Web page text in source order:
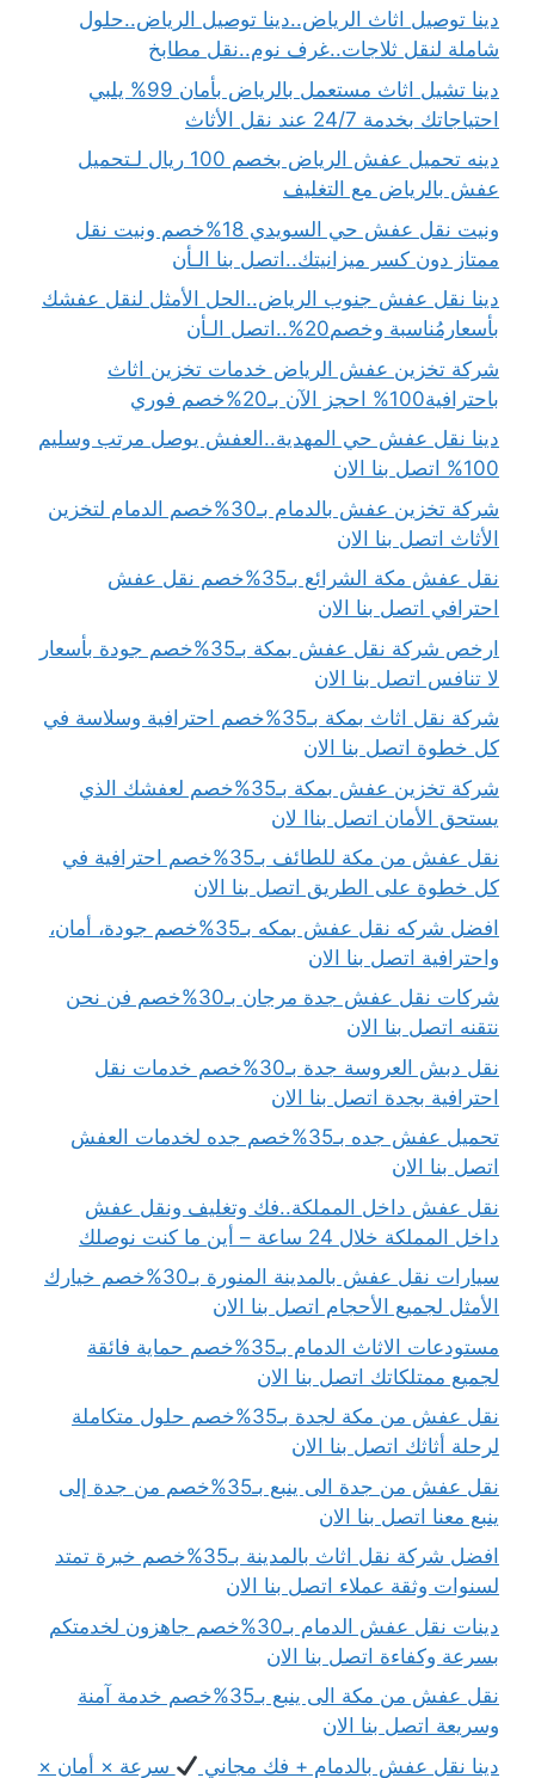
دينا توصيل اثاث الرياض..دينا توصيل الرياض..حلول
شاملة لنقل ثلاجات..غرف نوم..نقل مطابخ
دينا تشيل اثاث مستعمل بالرياض بأمان 99% يلبي
احتياجاتك بخدمة 24/7 عند نقل الأثاث
دينه تحميل عفش الرياض بخصم 100 ريال لـتحميل
عفش بالرياض مع التغليف
ونيت نقل عفش حي السويدي 18%خصم ونيت نقل
ممتاز دون كسر ميزانيتك..اتصل بنا الـأن
دينا نقل عفش جنوب الرياض..الحل الأمثل لنقل عفشك
بأسعارمُناسبة وخصم20%..اتصل الـأن
شركة تخزين عفش الرياض خدمات تخزين اثاث
باحترافية100% احجز الآن بـ20%خصم فوري
دينا نقل عفش حي المهدية..العفش يوصل مرتب وسليم
100% اتصل بنا الان
شركة تخزين عفش بالدمام بـ30%خصم الدمام لتخزين
الأثاث اتصل بنا الان
نقل عفش مكة الشرائع بـ35%خصم نقل عفش
احترافي اتصل بنا الان
ارخص شركة نقل عفش بمكة بـ35%خصم جودة بأسعار
لا تنافس اتصل بنا الان
شركة نقل اثاث بمكة بـ35%خصم احترافية وسلاسة في
كل خطوة اتصل بنا الان
شركة تخزين عفش بمكة بـ35%خصم لعفشك الذي
يستحق الأمان اتصل بناا لان
نقل عفش من مكة للطائف بـ35%خصم احترافية في
كل خطوة على الطريق اتصل بنا الان
افضل شركه نقل عفش بمكه بـ35%خصم جودة، أمان،
واحترافية اتصل بنا الان
شركات نقل عفش جدة مرجان بـ30%خصم فن نحن
نتقنه اتصل بنا الان
نقل دبش العروسة جدة بـ30%خصم خدمات نقل
احترافية بجدة اتصل بنا الان
تحميل عفش جده بـ35%خصم جده لخدمات العفش
اتصل بنا الان
نقل عفش داخل المملكة..فك وتغليف ونقل عفش
داخل المملكة خلال 24 ساعة – أين ما كنت نوصلك
سيارات نقل عفش بالمدينة المنورة بـ30%خصم خيارك
الأمثل لجميع الأحجام اتصل بنا الان
مستودعات الاثاث الدمام بـ35%خصم حماية فائقة
لجميع ممتلكاتك اتصل بنا الان
نقل عفش من مكة لجدة بـ35%خصم حلول متكاملة
لرحلة أثاثك اتصل بنا الان
نقل عفش من جدة الى ينبع بـ35%خصم من جدة إلى
ينبع معنا اتصل بنا الان
افضل شركة نقل اثاث بالمدينة بـ35%خصم خبرة تمتد
لسنوات وثقة عملاء اتصل بنا الان
دينات نقل عفش الدمام بـ30%خصم جاهزون لخدمتكم
بسرعة وكفاءة اتصل بنا الان
نقل عفش من مكة الى ينبع بـ35%خصم خدمة آمنة
وسريعة اتصل بنا الان
دينا نقل عفش بالدمام + فك مجاني
سرعة × أمان ×